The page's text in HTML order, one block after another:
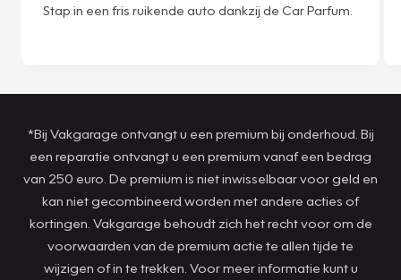
Stap in een fris ruikende auto dankzij de Car Parfum.
*Bij Vakgarage ontvangt u een premium bij onderhoud. Bij
een reparatie ontvangt u een premium vanaf een bedrag
van 250 euro. De premium is niet inwisselbaar voor geld en
kan niet gecombineerd worden met andere acties of
kortingen. Vakgarage behoudt zich het recht voor om de
voorwaarden van de premium actie te allen tijde te
wijzigen of in te trekken. Voor meer informatie kunt u